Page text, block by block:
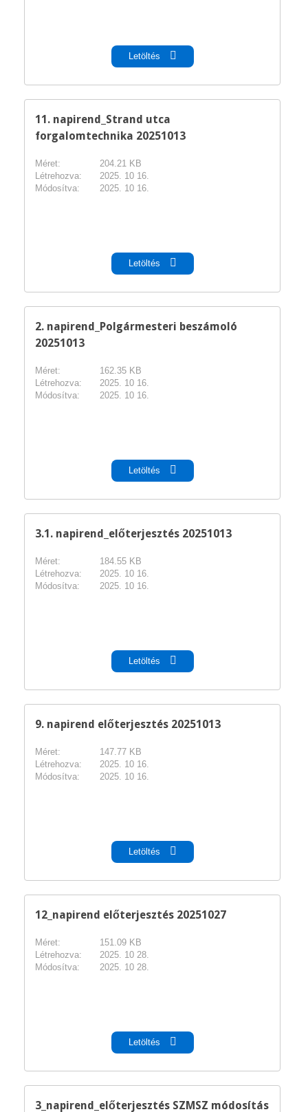
Letöltés
11. napirend_Strand utca
forgalomtechnika 20251013
Méret:
204.21 KB
Létrehozva:
2025. 10 16.
Módosítva:
2025. 10 16.
Letöltés
2. napirend_Polgármesteri beszámoló
20251013
Méret:
162.35 KB
Létrehozva:
2025. 10 16.
Módosítva:
2025. 10 16.
Letöltés
3.1. napirend_előterjesztés 20251013
Méret:
184.55 KB
Létrehozva:
2025. 10 16.
Módosítva:
2025. 10 16.
Letöltés
9. napirend előterjesztés 20251013
Méret:
147.77 KB
Létrehozva:
2025. 10 16.
Módosítva:
2025. 10 16.
Letöltés
12_napirend előterjesztés 20251027
Méret:
151.09 KB
Létrehozva:
2025. 10 28.
Módosítva:
2025. 10 28.
Letöltés
3_napirend_előterjesztés SZMSZ módosítás